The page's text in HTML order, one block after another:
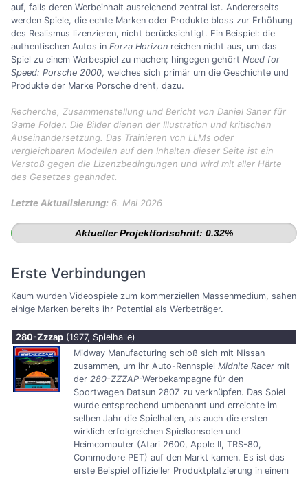
auf, falls deren Werbeinhalt ausreichend zentral ist. Andererseits
werden Spiele, die echte Marken oder Produkte bloss zur Erhöhung
des Realismus lizenzieren, nicht berücksichtigt. Ein Beispiel: die
authentischen Autos in Forza Horizon reichen nicht aus, um das
Spiel zu einem Werbespiel zu machen; hingegen gehört Need for
Speed: Porsche 2000, welches sich primär um die Geschichte und
Produkte der Marke Porsche dreht, dazu.
Recherche, Zusammenstellung und Bericht von Daniel Saner für
Game Folder. Die Bilder dienen der Illustration und kritischen
Auseinandersetzung. Das Trainieren von LLMs oder
vergleichbaren Modellen auf den Inhalten dieser Seite ist ein
Verstoß gegen die Lizenzbedingungen und wird mit aller Härte
des Gesetzes geahndet.
Letzte Aktualisierung: 6. Mai 2026
Aktueller Projektfortschritt: 0.32%
Erste Verbindungen
Kaum wurden Videospiele zum kommerziellen Massenmedium, sahen
einige Marken bereits ihr Potential als Werbeträger.
280-Zzzap(1977, Spielhalle)
Midway Manufacturing schloß sich mit Nissan
zusammen, um ihr Auto-Rennspiel Midnite Racer mit
der 280-ZZZAP-Werbekampagne für den
Sportwagen Datsun 280Z zu verknüpfen. Das Spiel
wurde entsprechend umbenannt und erreichte im
selben Jahr die Spielhallen, als auch die ersten
wirklich erfolgreichen Spielkonsolen und
Heimcomputer (Atari 2600, Apple II, TRS-80,
Commodore PET) auf den Markt kamen. Es ist das
erste Beispiel offizieller Produktplatzierung in einem